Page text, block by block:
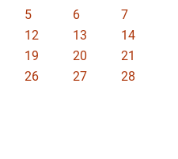
5 6
7
12 13
14
19 20
21
26 27
28